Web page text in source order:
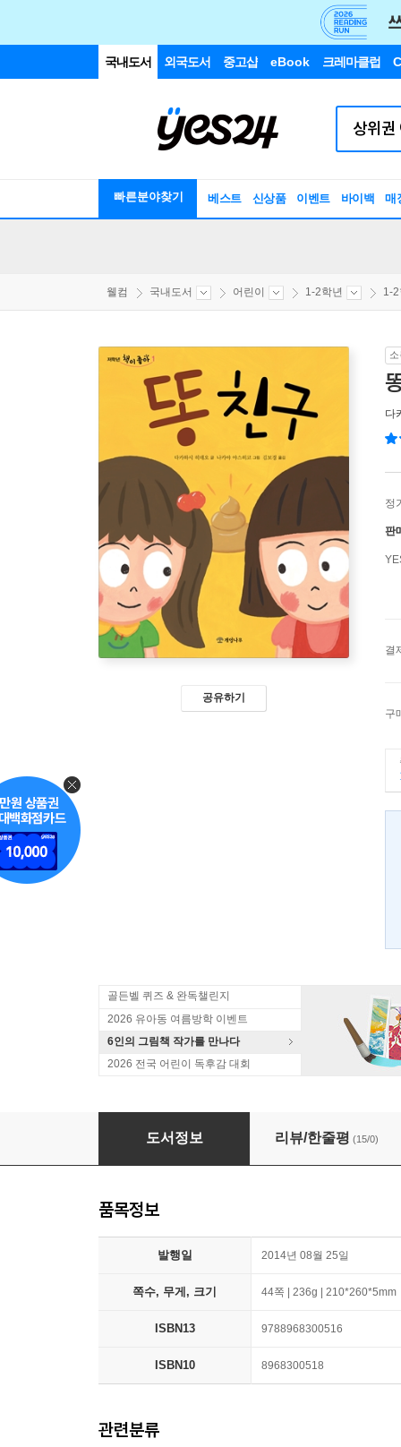
국내도서 외국도서 중고샵 eBook 크레마클럽
빠른분야찾기 베스트 신상품 이벤트 바이백 매
웰컴 국내도서 어린이 1-2학년 1-
공유하기
다
정
판
결
구
골든벨 퀴즈 & 완독챌린지
2026 유아동 여름방학 이벤트
6인의 그림책 작가를 만나다
2026 전국 어린이 독후감 대회
도서정보 리뷰/한줄평 (15/0)
품목정보
발행일 2014년 08월 25일
쪽수, 무게, 크기 44쪽 | 236g | 210*260*5mm
ISBN13 9788968300516
ISBN10 8968300518
관련분류